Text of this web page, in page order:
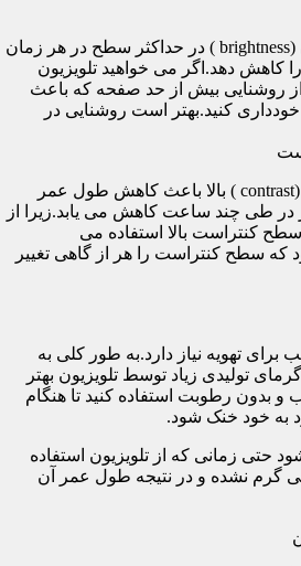
تنظیمات روشنایی تلویزیون (brightness ) در حداکثر سطح در هر زمان
کاهش دهد.اگر می خواهید تلویزیون
روشنایی بیش از حد صفحه که باعث
کنید.بهتر است روشنایی در
استفاده از سطح کنتراست (contrast ) بالا باعث کاهش طول عمر
طی چند ساعت کاهش می یابد.زیرا از
کنتراست بالا استفاده می
که سطح کنتراست را هر از گاهی تغییر
برای تهویه نیاز دارد.به طور کلی به
تولیدی زیاد توسط تلویزیون بهتر
بدون رطوبت استفاده کنید تا هنگام
به خود خنک شود.
حتی زمانی که از تلویزیون استفاده
گرم نشده و در نتیجه طول عمر آن